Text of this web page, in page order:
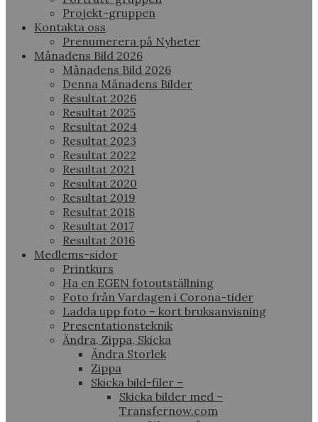
Projekt-gruppen
Kontakta oss
Prenumerera på Nyheter
Månadens Bild 2026
Månadens Bild 2026
Denna Månadens Bilder
Resultat 2026
Resultat 2025
Resultat 2024
Resultat 2023
Resultat 2022
Resultat 2021
Resultat 2020
Resultat 2019
Resultat 2018
Resultat 2017
Resultat 2016
Medlems-sidor
Printkurs
Ha en EGEN fotoutställning
Foto från Vardagen i Corona-tider
Ladda upp foto – kort bruksanvisning
Presentationsteknik
Ändra, Zippa, Skicka
Ändra Storlek
Zippa
Skicka bild-filer –
Skicka bilder med –
Transfernow.com